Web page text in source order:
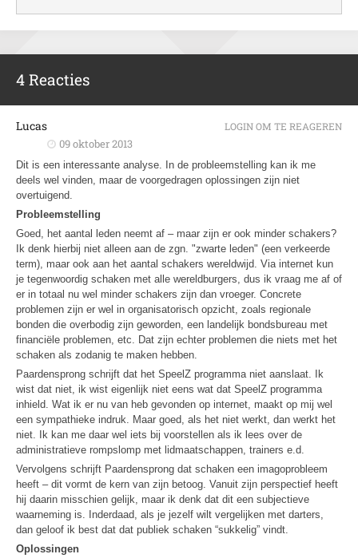
4 Reacties
Lucas
09 oktober 2013
Dit is een interessante analyse. In de probleemstelling kan ik me
deels wel vinden, maar de voorgedragen oplossingen zijn niet
overtuigend.
Probleemstelling
Goed, het aantal leden neemt af – maar zijn er ook minder schakers?
Ik denk hierbij niet alleen aan de zgn. "zwarte leden" (een verkeerde
term), maar ook aan het aantal schakers wereldwijd. Via internet kun
je tegenwoordig schaken met alle wereldburgers, dus ik vraag me af of
er in totaal nu wel minder schakers zijn dan vroeger. Concrete
problemen zijn er wel in organisatorisch opzicht, zoals regionale
bonden die overbodig zijn geworden, een landelijk bondsbureau met
financiële problemen, etc. Dat zijn echter problemen die niets met het
schaken als zodanig te maken hebben.
Paardensprong schrijft dat het SpeelZ programma niet aanslaat. Ik
wist dat niet, ik wist eigenlijk niet eens wat dat SpeelZ programma
inhield. Wat ik er nu van heb gevonden op internet, maakt op mij wel
een sympathieke indruk. Maar goed, als het niet werkt, dan werkt het
niet. Ik kan me daar wel iets bij voorstellen als ik lees over de
administratieve rompslomp met lidmaatschappen, trainers e.d.
Vervolgens schrijft Paardensprong dat schaken een imagoprobleem
heeft – dit vormt de kern van zijn betoog. Vanuit zijn perspectief heeft
hij daarin misschien gelijk, maar ik denk dat dit een subjectieve
waarneming is. Inderdaad, als je jezelf wilt vergelijken met darters,
dan geloof ik best dat dat publiek schaken “sukkelig” vindt.
Oplossingen
LOGIN OM TE REAGEREN